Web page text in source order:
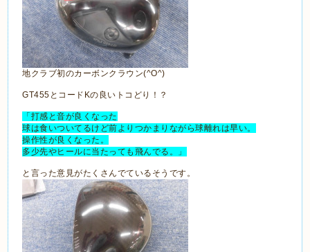
地クラブ初のカーボンクラウン(^O^)
GT455とコードKの良いトコどり！？
「打感と音が良くなった
球は食いついてるけど前よりつかまりながら球離れは早い。
操作性が良くなった。
多少先やヒールに当たっても飛んでる。」
と言った意見がたくさんでているそうです。